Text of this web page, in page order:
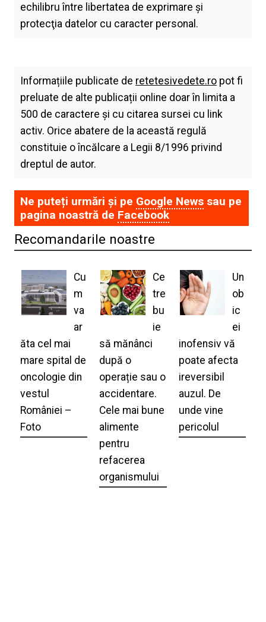
echilibru între libertatea de exprimare şi
protecţia datelor cu caracter personal.
Informațiile publicate de retetesivedete.ropot fi
preluate de alte publicații online doar în limita a
500 de caractere și cu citarea sursei cu link
activ. Orice abatere de la această regulă
constituie o încălcare a Legii 8/1996 privind
dreptul de autor.
Ne puteți urmări și pe Google Newssau pe
pagina noastră de Facebook
Recomandarile noastre
Cu
m
va
ar
ăta cel mai
mare spital de
oncologie din
vestul
României –
Foto
Ce
tre
bu
ie
să mănânci
după o
operație sau o
accidentare.
Cele mai bune
alimente
pentru
refacerea
organismului
Un
ob
ic
ei
inofensiv vă
poate afecta
ireversibil
auzul. De
unde vine
pericolul